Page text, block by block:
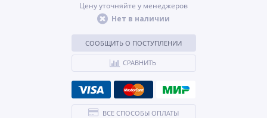
Цену уточняйте у менеджеров
Нет в наличии
СООБЩИТЬ О ПОСТУПЛЕНИИ
СРАВНИТЬ
ВСЕ СПОСОБЫ ОПЛАТЫ